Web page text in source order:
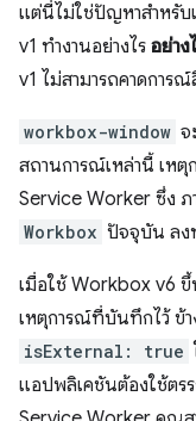
แต่นี่ไม่ใช่ปัญหาสำหรับ
v1 ทำงานอย่างไร อย่า
v1 ไม่สามารถคาดการ
workbox-window จ
สถานการณ์เหล่านี้ เหตุ
Service Worker ซึ่ง ภ
Workbox ปัจจุบัน ลง
เมื่อใช้ Workbox v6 ขึ้
เหตุการณ์ที่บันทึกไว้ ข้
isExternal: true
แอปพลิเคชันต้องใช้ตร